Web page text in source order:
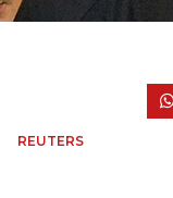
REUTERS